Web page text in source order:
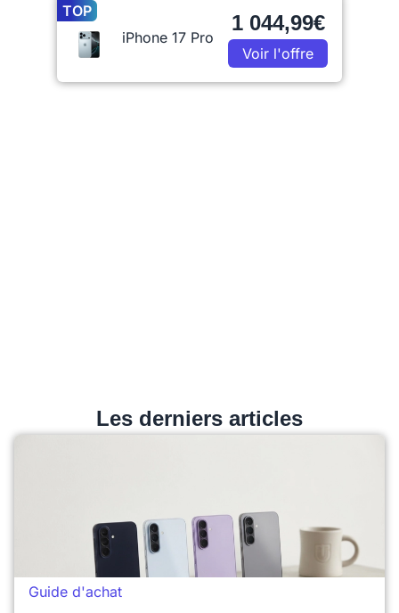
TOP
iPhone 17 Pro
1 044,99€
Voir l'offre
Les derniers articles
Guide d'achat